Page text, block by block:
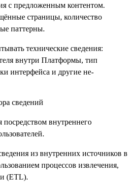
с предложенным контентом.
страницы, количество
паттерны.
технические сведения:
внутри Платформы, тип
интерфейса и другие не-
сведений
внутреннего
из внутренних источников в
процессов извлечения,
(ETL).